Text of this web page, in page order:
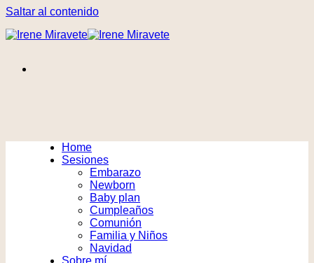
Saltar al contenido
Home
Sesiones
Embarazo
Newborn
Baby plan
Cumpleaños
Comunión
Familia y Niños
Navidad
Sobre mí